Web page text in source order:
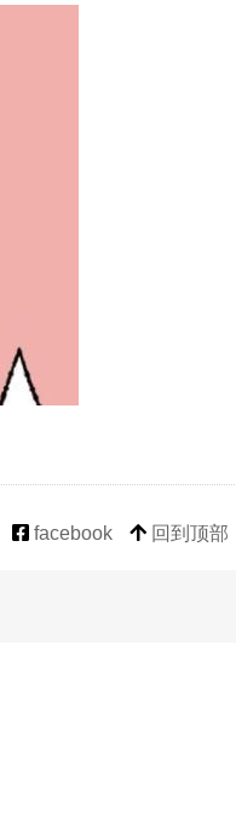
facebook
回到顶部